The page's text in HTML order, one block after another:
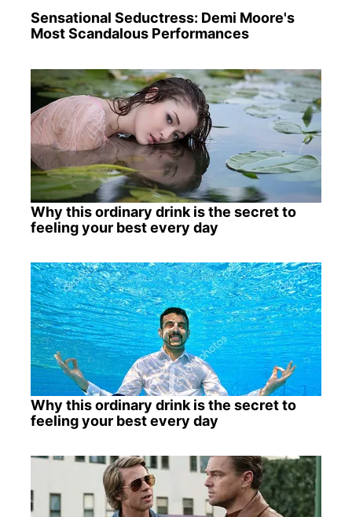
Sensational Seductress: Demi Moore's
Most Scandalous Performances
Why this ordinary drink is the secret to
feeling your best every day
Why this ordinary drink is the secret to
feeling your best every day